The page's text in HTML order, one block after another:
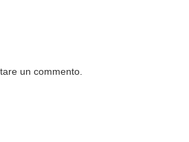
un commento.